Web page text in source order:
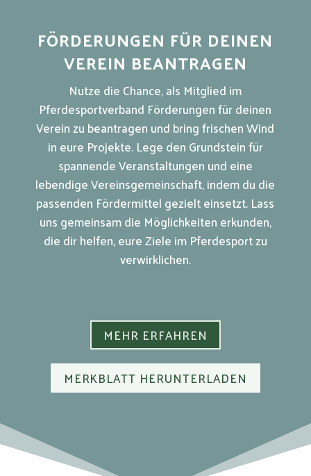
FÖRDERUNGEN FÜR DEINEN
VEREIN BEANTRAGEN
Nutze die Chance, als Mitglied im
Pferdesportverband Förderungen für deinen
Verein zu beantragen und bring frischen Wind
in eure Projekte. Lege den Grundstein für
spannende Veranstaltungen und eine
lebendige Vereinsgemeinschaft, indem du die
passenden Fördermittel gezielt einsetzt. Lass
uns gemeinsam die Möglichkeiten erkunden,
die dir helfen, eure Ziele im Pferdesport zu
verwirklichen.
MEHR ERFAHREN
MERKBLATT HERUNTERLADEN